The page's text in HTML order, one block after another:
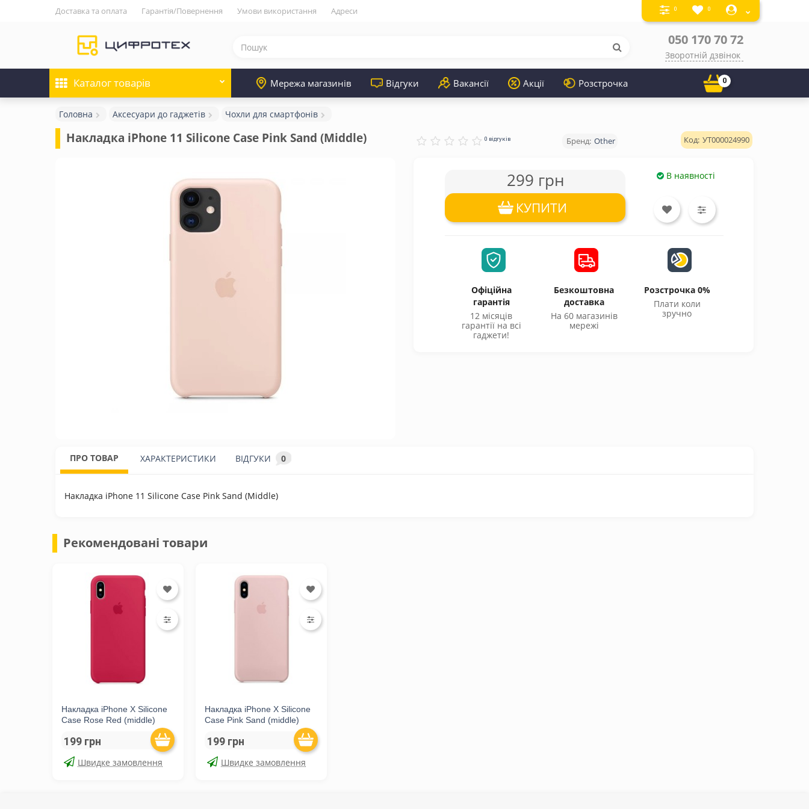
Доставка та оплата Гарантія/Повернення Умови використання Адреси 0 0
050 170 70 72
Зворотній дзвінок
Каталогтоварів Мережа магазинів Відгуки Вакансії Акції Розстрочка 0
Головна Аксесуари до гаджетів Чохли для смартфонів
Накладка iPhone 11 Silicone Case Pink Sand (Middle) 0 відгуків Other УТ000024990
299 грн В наявності
КУПИТИ
Офіційна
гарантія
12 місяців
гарантії на всі
гаджети!
Безкоштовна
доставка
На 60 магазинів
мережі
Розстрочка 0%
Плати коли
зручно
ПРО ТОВАР ХАРАКТЕРИСТИКИ ВІДГУКИ 0
Накладка iPhone 11 Silicone Case Pink Sand (Middle)
Рекомендовані товари
Накладка iPhone X Silicone
Case Rose Red (middle)
199 грн
Швидке замовлення
Накладка iPhone X Silicone
Case Pink Sand (middle)
199 грн
Швидке замовлення